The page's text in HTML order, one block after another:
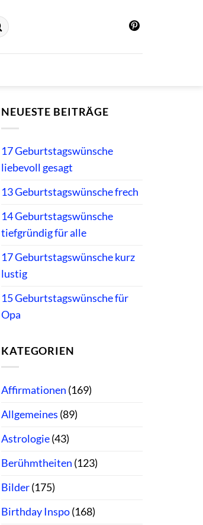
NEUESTE BEITRÄGE
17 Geburtstagswünsche
liebevoll gesagt
13 Geburtstagswünsche frech
14 Geburtstagswünsche
tiefgründig für alle
17 Geburtstagswünsche kurz
lustig
15 Geburtstagswünsche für
Opa
KATEGORIEN
Affirmationen (169)
Allgemeines (89)
Astrologie(43)
Berühmtheiten (123)
Bilder(175)
Birthday Inspo(168)